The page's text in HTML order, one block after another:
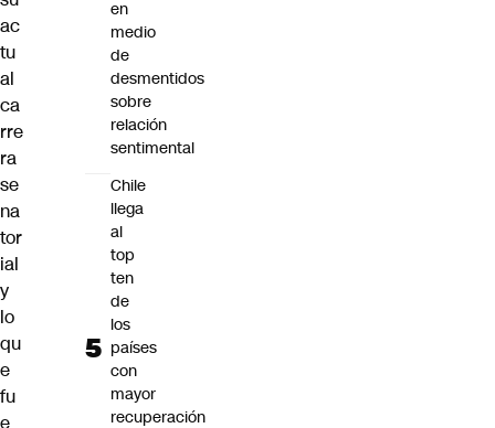
ac
tu
al
ca
rre
ra
se
na
tor
ial
y
lo
qu
e
fu
en
medio
de
desmentidos
sobre
relación
sentimental
Chile
llega
al
top
ten
de
los
países
con
mayor
recuperación